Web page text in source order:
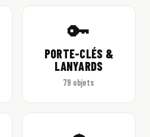
🔑
PORTE-CLÉS &
LANYARDS
79 objets